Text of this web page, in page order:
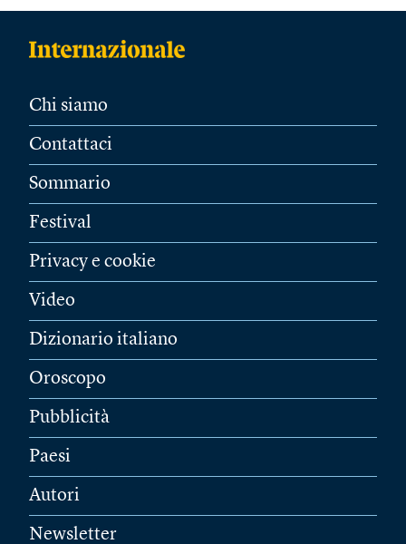
Chi siamo
Contattaci
Sommario
Festival
Privacy e cookie
Video
Dizionario italiano
Oroscopo
Pubblicità
Paesi
Autori
Newsletter